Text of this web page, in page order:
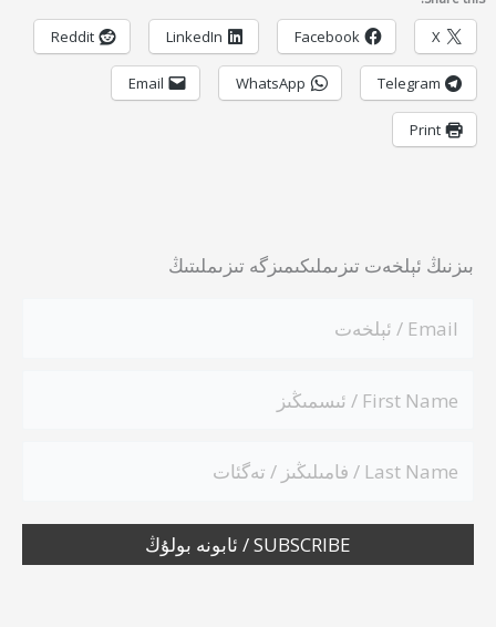
X
Facebook
LinkedIn
Reddit
Telegram
WhatsApp
Email
Print
بىزنىڭ ئېلخەت تىزىملىكىمىزگە تىزىملىتىڭ
SUBSCRIBE / ئابونە بولۇڭ